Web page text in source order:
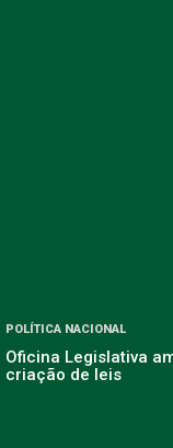
POLÍTICA NACIONAL
Oficina Legislativa
criação de leis